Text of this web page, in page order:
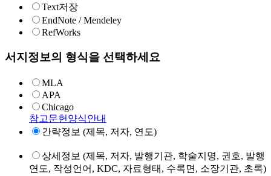
Text저장
EndNote / Mendeley
RefWorks
서지정보의 형식을 선택하세요
MLA
APA
Chicago
참고문헌양식안내
간략정보 (제목, 저자, 연도)
상세정보 (제목, 저자, 발행기관, 학술지명, 권호, 발행
연도, 작성언어, KDC, 자료형태, 수록면, 소장기관, 초록)